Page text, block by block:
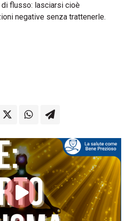
flusso: lasciarsi cioè
negative senza trattenerle.